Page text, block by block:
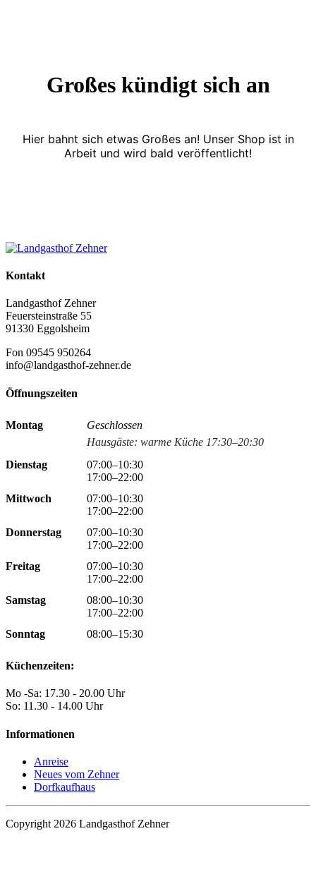
Großes kündigt sich an
Hier bahnt sich etwas Großes an! Unser Shop ist in
Arbeit und wird bald veröffentlicht!
Kontakt
Landgasthof Zehner
Feuersteinstraße 55
91330 Eggolsheim
Fon 09545 950264
info@landgasthof-zehner.de
Öffnungszeiten
Montag
Geschlossen
Hausgäste: warme Küche 17:30–20:30
Dienstag
07:00–10:30
17:00–22:00
Mittwoch
07:00–10:30
17:00–22:00
Donnerstag
07:00–10:30
17:00–22:00
Freitag
07:00–10:30
17:00–22:00
Samstag
08:00–10:30
17:00–22:00
Sonntag
08:00–15:30
Küchenzeiten:
Mo -Sa: 17.30 - 20.00 Uhr
So: 11.30 - 14.00 Uhr
Informationen
Anreise
Neues vom Zehner
Dorfkaufhaus
Copyright 2026 Landgasthof Zehner